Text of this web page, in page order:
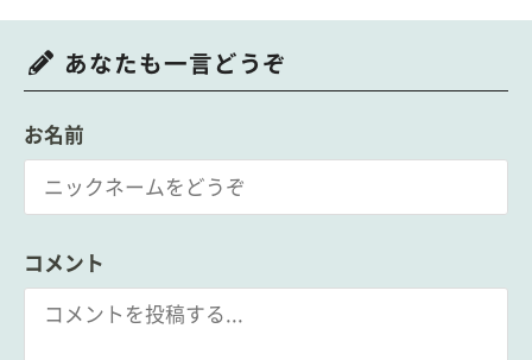
あなたも一言どうぞ
お名前
コメント